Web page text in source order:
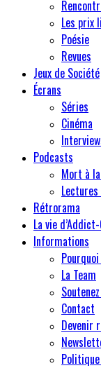
Les prix
Poésie
Revues
Jeux de Société
Écrans
Séries
Cinéma
Podcasts
Mort à
Rétrorama
La vie
Informations
La Team
Contact
Devenir